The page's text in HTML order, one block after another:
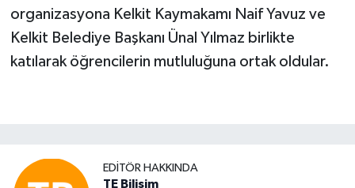
organizasyona Kelkit Kaymakamı Naif Yavuz ve
Kelkit Belediye Başkanı Ünal Yılmaz birlikte
katılarak öğrencilerin mutluluğuna ortak oldular.
EDITÖR HAKKINDA
TE Bilisim